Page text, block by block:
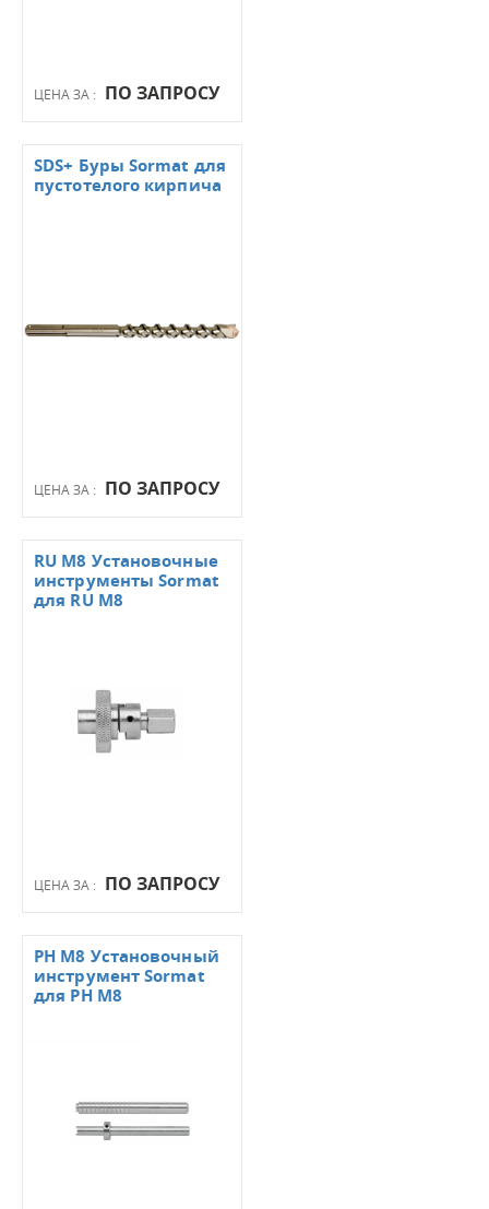
ЦЕНА ЗА : ПО ЗАПРОСУ
ЦЕНА ЗА : ПО ЗАПРОСУ
SDS+ Буры Sormat для
пустотелого кирпича
ЦЕНА ЗА : ПО ЗАПРОСУ
RU M8 Установочные
инструменты Sormat
для RU M8
PH M8 Установочный
инструмент Sormat
для PH M8